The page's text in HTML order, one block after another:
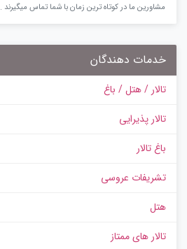
مشاورین ما در کوتاه ترین زمان با شما تماس میگیرند .
خدمات دهندگان
تالار / هتل / باغ
تالار پذیرایی
باغ تالار
تشریفات عروسی
هتل
تالار های ممتاز